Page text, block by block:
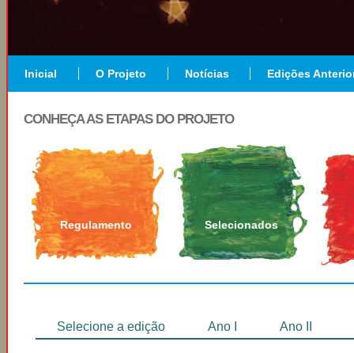
Inicial O Projeto Notícias Edições
CONHEÇA AS ETAPAS DO PROJETO
Regulamento Selecionados
Selecione a edição Ano I Ano II